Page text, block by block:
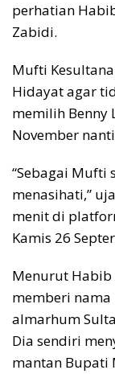
perhatian
Zabidi.
Mufti
Hidayat agar
memilih Benny
November
“Sebagai Mufti
menasihati,”
menit di
Kamis 26
Menurut Habib
memberi nama
almarhum
Dia sendiri
mantan Bupati